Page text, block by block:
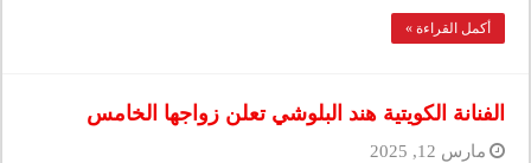
أكمل القراءة »
الفنانة الكويتية هند البلوشي تعلن زواجها الخامس
مارس 12, 2025